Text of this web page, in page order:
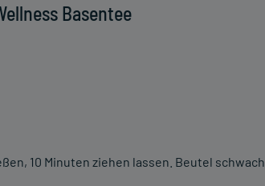
Basentee
10 Minuten ziehen lassen. Beutel schwach